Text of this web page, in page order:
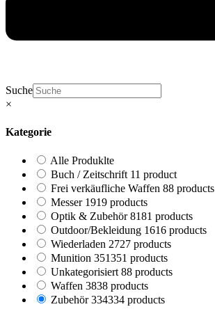
Suche
×
Kategorie
Alle Produklte
Buch / Zeitschrift 11 product
Frei verkäufliche Waffen 88 products
Messer 1919 products
Optik & Zubehör 8181 products
Outdoor/Bekleidung 1616 products
Wiederladen 2727 products
Munition 351351 products
Unkategorisiert 88 products
Waffen 3838 products
Zubehör 334334 products